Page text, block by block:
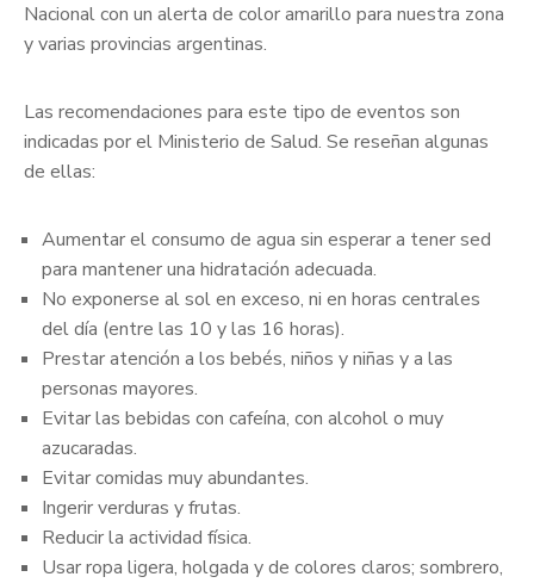
Nacional con un alerta de color amarillo para nuestra zona
y varias provincias argentinas.
Las recomendaciones para este tipo de eventos son
indicadas por el Ministerio de Salud. Se reseñan algunas
de ellas:
Aumentar el consumo de agua sin esperar a tener sed
para mantener una hidratación adecuada.
No exponerse al sol en exceso, ni en horas centrales
del día (entre las 10 y las 16 horas).
Prestar atención a los bebés, niños y niñas y a las
personas mayores.
Evitar las bebidas con cafeína, con alcohol o muy
azucaradas.
Evitar comidas muy abundantes.
Ingerir verduras y frutas.
Reducir la actividad física.
Usar ropa ligera, holgada y de colores claros; sombrero,